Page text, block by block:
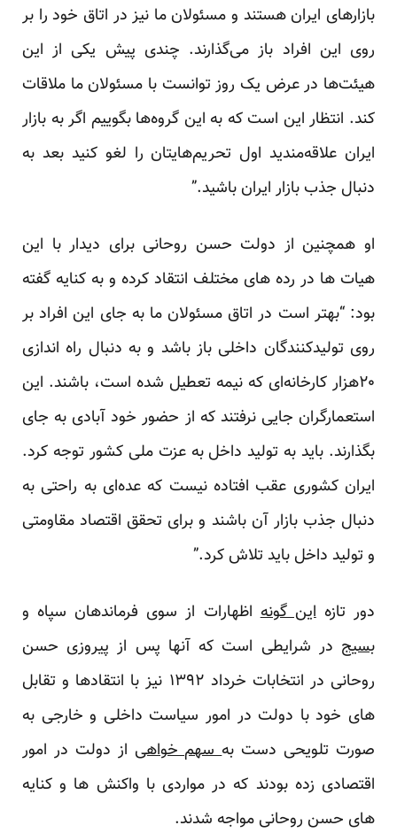
بازارهای ایران هستند و مسئولان ما نیز در اتاق خود را بر
روی این افراد باز می‌گذارند. چندی پیش یکی از این
هیئت‌ها در عرض یک روز توانست با مسئولان ما ملاقات
کند. انتظار این است که به این گروه‌ها بگوییم اگر به بازار
ایران علاقه‌مندید اول تحریم‌هایتان را لغو کنید بعد به
دنبال جذب بازار ایران باشید.”
او همچنین از دولت حسن روحانی برای دیدار با این
هیات ها در رده های مختلف انتقاد کرده و به کنایه گفته
بود: “بهتر است در اتاق مسئولان ما به جای این افراد بر
روی تولیدکنندگان داخلی باز باشد و به دنبال راه اندازی
۲۰هزار کارخانه‌‌ای که نیمه تعطیل شده است، باشند. این
استعمارگران جایی نرفتند که از حضور خود آبادی به جای
بگذارند. باید به تولید داخل به عزت ملی کشور توجه کرد.
ایران کشوری عقب افتاده نیست که عده‌ای به راحتی به
دنبال جذب بازار آن باشند و برای تحقق اقتصاد مقاومتی
و تولید داخل باید تلاش کرد.”
دور تازهاین گونهاظهارات از سوی فرماندهان سپاه و
بسیج در شرایطی است که آنها پس از پیروزی حسن
روحانی در انتخابات خرداد ۱۳۹۲ نیز با انتقادها و تقابل
های خود با دولت در امور سیاست داخلی و خارجی به
صورت تلویحی دست بهسهم خواهی از دولت در امور
اقتصادی زده بودند که در مواردی با واکنش ها و کنایه
های حسن روحانی مواجه شدند.